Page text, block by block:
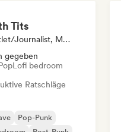
Tits
Media Outlet/Journalist, Mentorin
gegeben
Lofi bedroom
Ratschläge
Pop-Punk